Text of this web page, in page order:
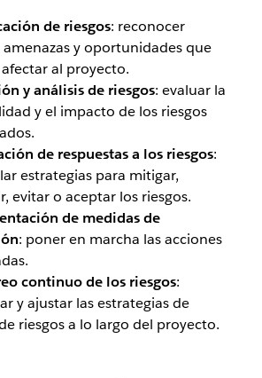
de riesgos: reconocer
amenazas y oportunidades que
al proyecto.
y análisis de riesgos: evaluar la
y el impacto de los riesgos
de respuestas a los riesgos:
estrategias para mitigar,
evitar o aceptar los riesgos.
de medidas de
: poner en marcha las acciones
continuo de los riesgos:
y ajustar las estrategias de
riesgos a lo largo del proyecto.